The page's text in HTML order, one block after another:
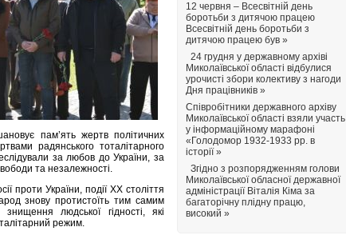
пам’ять жертв політичних
радянського тоталітарного
за любов до України, за
та незалежності.
проти України, події ХХ століття
знову протистоїть тим самим
людської гідності, які
режим.
12 червня – Всесвітній день
боротьби з дитячою працею
Всесвітній день боротьби з
дитячою працею був »
24 грудня у державному архіві
Миколаївської області відбулися
урочисті збори колективу з нагоди
Дня працівників »
Співробітники державного архіву
Миколаївської області взяли участь
у інформаційному марафоні
«Голодомор 1932-1933 рр. в
історії »
Згідно з розпорядженням голови
Миколаївської обласної державної
адміністрації Віталія Кіма за
багаторічну плідну працю,
високий »